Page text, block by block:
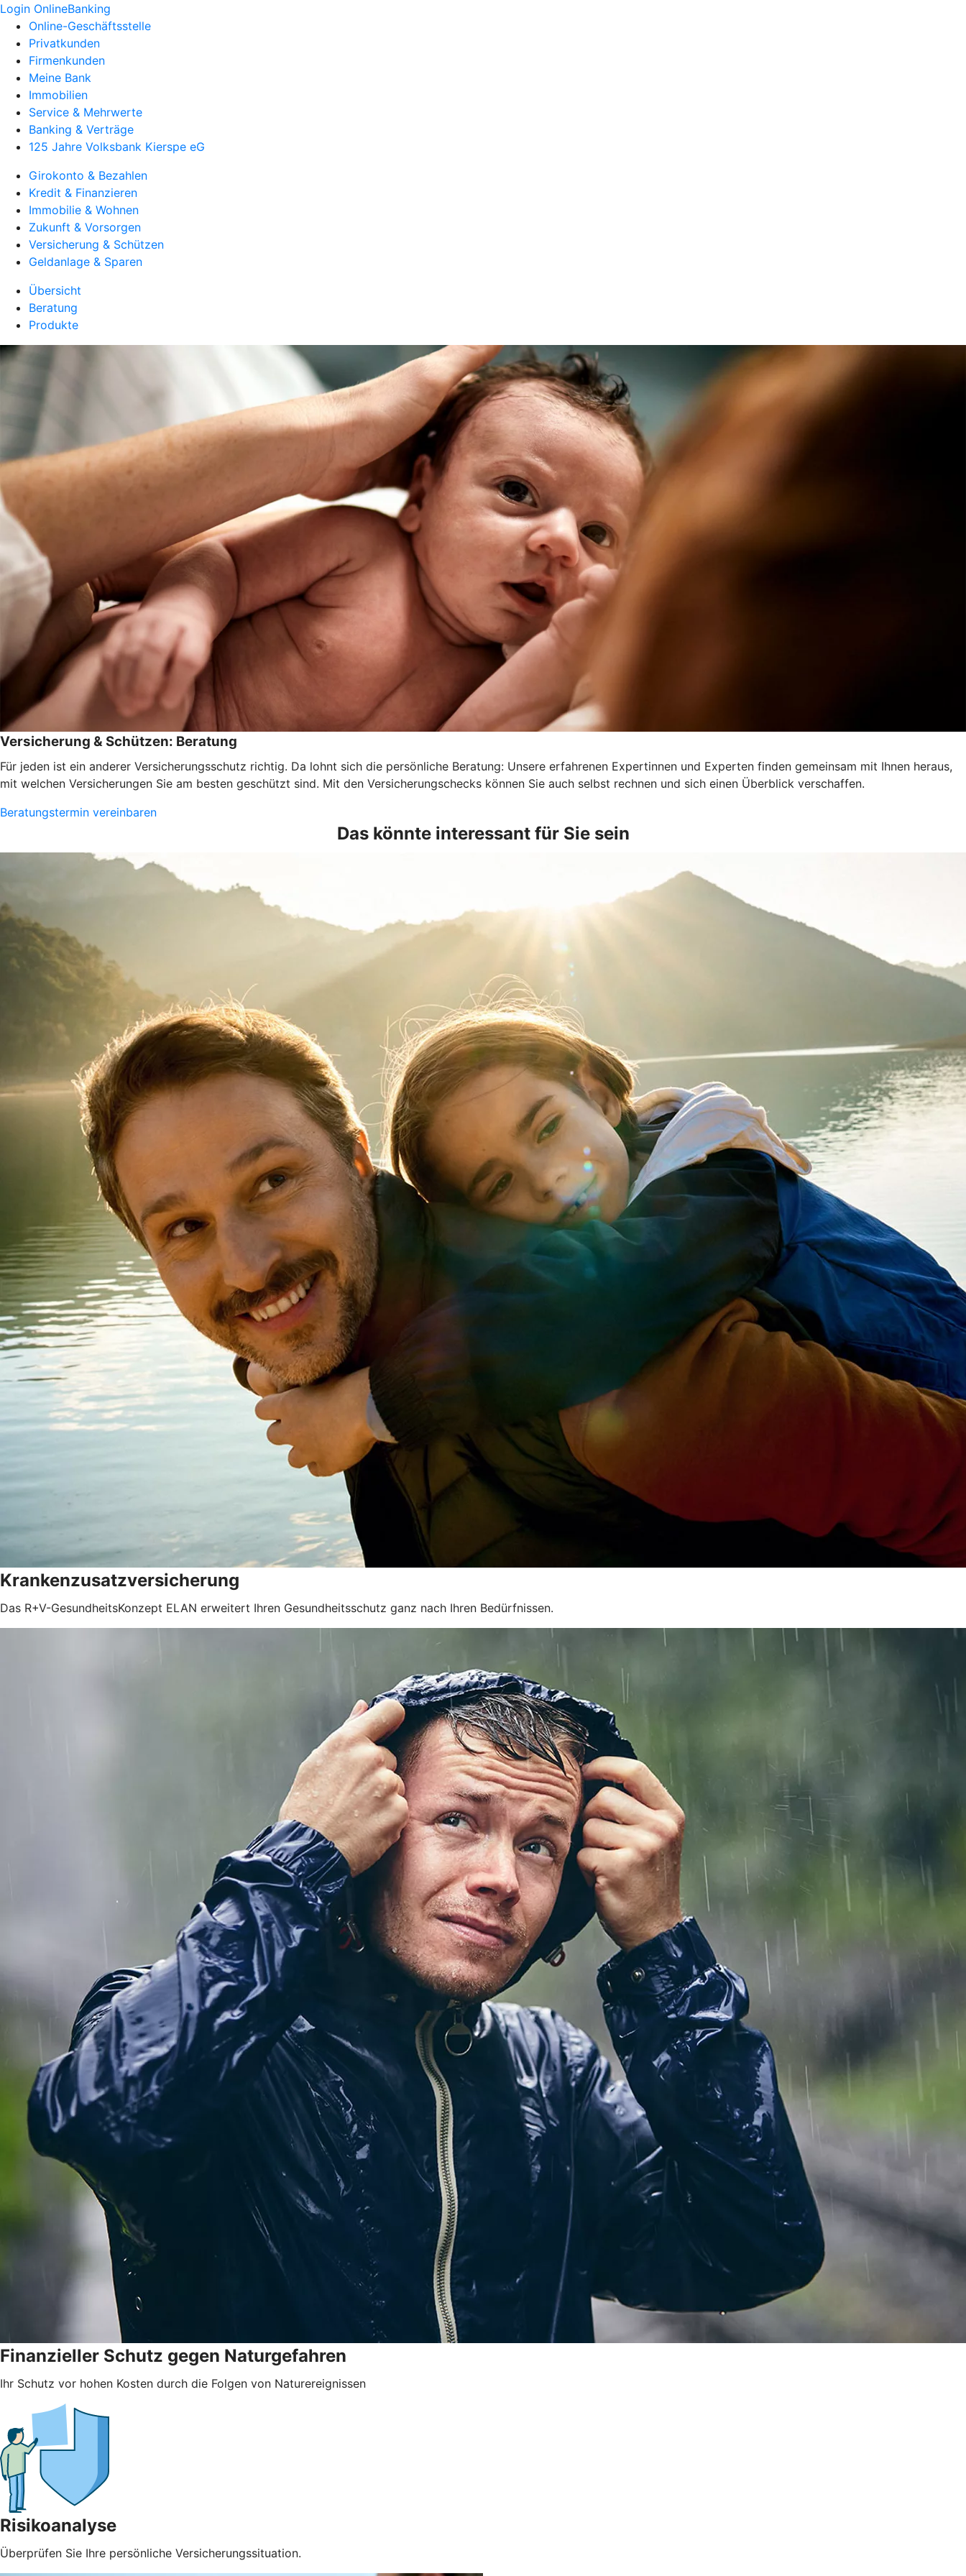
Login OnlineBanking
Online-Geschäftsstelle
Privatkunden
Firmenkunden
Meine Bank
Immobilien
Service & Mehrwerte
Banking & Verträge
125 Jahre Volksbank Kierspe eG
Girokonto & Bezahlen
Kredit & Finanzieren
Immobilie & Wohnen
Zukunft & Vorsorgen
Versicherung & Schützen
Geldanlage & Sparen
Übersicht
Beratung
Produkte
Versicherung & Schützen: Beratung
Für jeden ist ein anderer Versicherungsschutz richtig. Da lohnt sich die persönliche Beratung: Unsere erfahrenen Expertinnen und Experten finden gemeinsam mit Ihnen heraus,
mit welchen Versicherungen Sie am besten geschützt sind. Mit den Versicherungschecks können Sie auch selbst rechnen und sich einen Überblick verschaffen.
Beratungstermin vereinbaren
Das könnte interessant für Sie sein
Krankenzusatzversicherung
Das R+V-GesundheitsKonzept ELAN erweitert Ihren Gesundheitsschutz ganz nach Ihren Bedürfnissen.
Finanzieller Schutz gegen Naturgefahren
Ihr Schutz vor hohen Kosten durch die Folgen von Naturereignissen
Risikoanalyse
Überprüfen Sie Ihre persönliche Versicherungssituation.